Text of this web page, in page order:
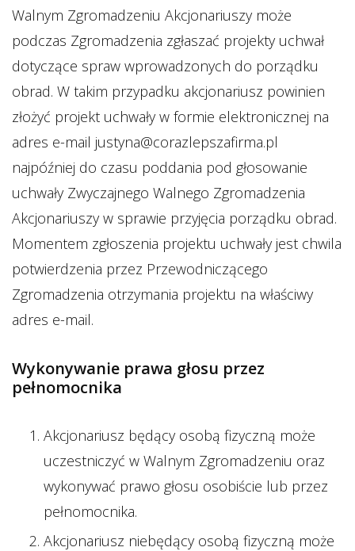
Walnym Zgromadzeniu Akcjonariuszy może
podczas Zgromadzenia zgłaszać projekty uchwał
dotyczące spraw wprowadzonych do porządku
obrad. W takim przypadku akcjonariusz powinien
złożyć projekt uchwały w formie elektronicznej na
adres e-mail justyna@corazlepszafirma.pl
najpóźniej do czasu poddania pod głosowanie
uchwały Zwyczajnego Walnego Zgromadzenia
Akcjonariuszy w sprawie przyjęcia porządku obrad.
Momentem zgłoszenia projektu uchwały jest chwila
potwierdzenia przez Przewodniczącego
Zgromadzenia otrzymania projektu na właściwy
adres e-mail.
Wykonywanie prawa głosu przez
pełnomocnika
Akcjonariusz będący osobą fizyczną może
uczestniczyć w Walnym Zgromadzeniu oraz
wykonywać prawo głosu osobiście lub przez
pełnomocnika.
Akcjonariusz niebędący osobą fizyczną może